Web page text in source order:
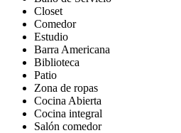
Closet
Comedor
Estudio
Barra Americana
Biblioteca
Patio
Zona de ropas
Cocina Abierta
Cocina integral
Salón comedor